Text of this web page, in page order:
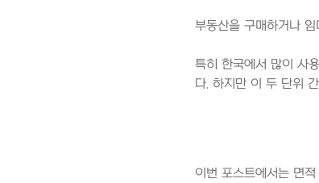
부동산을 구매하거나
특히 한국에서 많이 사
다. 하지만 이 두 단위
이번 포스트에서는 면